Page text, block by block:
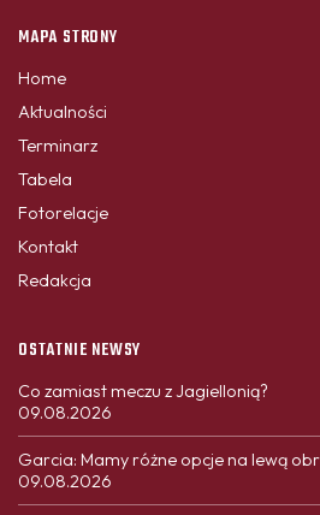
MAPA STRONY
Home
Aktualności
Terminarz
Tabela
Fotorelacje
Kontakt
Redakcja
OSTATNIE NEWSY
Co zamiast meczu z Jagiellonią?
09.08.2026
Garcia: Mamy różne opcje na lewą
09.08.2026